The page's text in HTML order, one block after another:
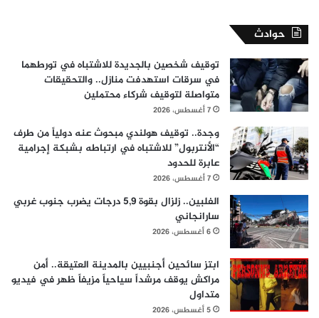
حوادث
توقيف شخصين بالجديدة للاشتباه في تورطهما
في سرقات استهدفت منازل.. والتحقيقات
متواصلة لتوقيف شركاء محتملين
7 أغسطس، 2026
وجدة.. توقيف هولندي مبحوث عنه دولياً من طرف
“الأنتربول” للاشتباه في ارتباطه بشبكة إجرامية
عابرة للحدود
7 أغسطس، 2026
الفلبين.. زلزال بقوة 5,9 درجات يضرب جنوب غربي
سارانجاني
6 أغسطس، 2026
ابتز سائحين أجنبيين بالمدينة العتيقة.. أمن
مراكش يوقف مرشداً سياحياً مزيفاً ظهر في فيديو
متداول
5 أغسطس، 2026